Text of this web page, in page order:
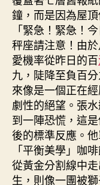
鐘，而是因為屋
「緊急！緊急！
秤座請注意！由
愛機率從昨日的百
九，陡降至負百
來像是一個正在
劇性的絕望。張
到一陣恐慌，這
後的標準反應。
「平衡美學」咖
從黃金分割線中
生，則像一團被